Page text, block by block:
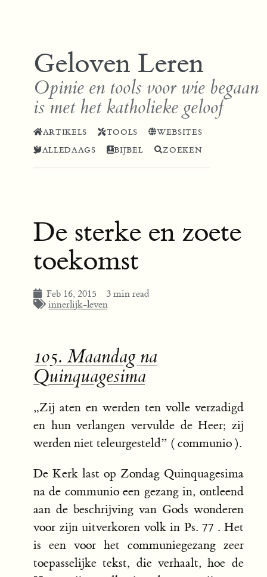
Geloven Leren
Opinie en tools voor wie begaan
is met het katholieke geloof
ARTIKELS TOOLS
WEBSITES
ALLEDAAGS
BIJBEL ZOEKEN
De sterke en zoete
toekomst
Feb 16, 2015
3 min read
innerlijk-leven
105. Maandag na
Quinquagesima
„Zij aten en werden ten volle verzadigd
en hun verlangen vervulde de Heer; zij
werden niet teleurgesteld” ( communio ).
De Kerk last op Zondag Quinquagesima
na de communio een gezang in, ontleend
aan de beschrijving van Gods wonderen
voor zijn uitverkoren volk in Ps. 77 . Het
is een voor het communiegezang zeer
toepasselijke tekst, die verhaalt, hoe de